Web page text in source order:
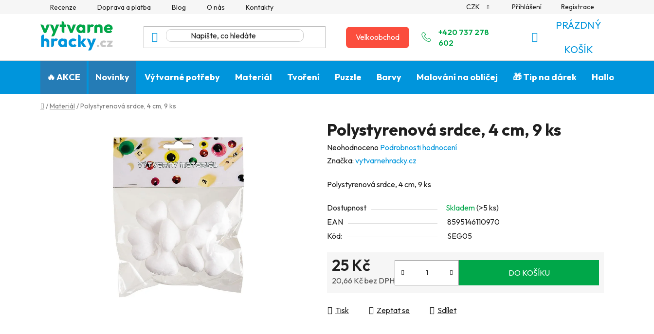
Recenze Doprava a platba Blog O nás Kontakty CZK Přihlášení Registrace
Velkoobchod
+420 737 278
602
NÁKUPNÍ
KOŠÍK
PRÁZDNÝ
KOŠÍK
🔥 AKCE Novinky Výtvarné potřeby Materiál Tvoření Puzzle Barvy Malování na obličej 🎁 Tip na dárek Halloween🎃
Domů
/Materiál /Polystyrenová srdce, 4 cm, 9 ks
Polystyrenová srdce, 4 cm, 9 ks
Průměrné
hodnocení
je
z
5
hvězdiček.
Neohodnoceno Podrobnosti hodnocení
Značka: vytvarnehracky.cz
Polystyrenová srdce, 4 cm, 9 ks
Dostupnost Skladem(>5 ks)
EAN
8595146110970
Kód:
SEG05
25 Kč
20,66 Kč bez DPH
DO KOŠÍKU
Tisk Zeptat se Sdílet